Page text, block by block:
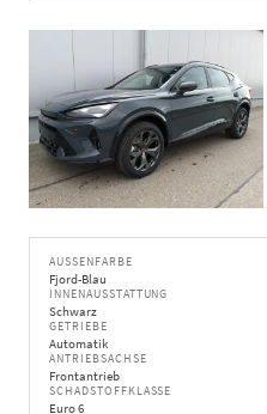
AUSSENFARBE
Fjord-Blau
INNENAUSSTATTUNG
Schwarz
GETRIEBE
Automatik
ANTRIEBSACHSE
Frontantrieb
SCHADSTOFFKLASSE
Euro 6